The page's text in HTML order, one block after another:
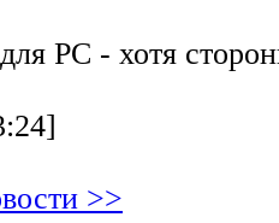
РС - хотя
>>